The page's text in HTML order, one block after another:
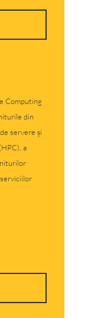
Computing
din
servere și
a